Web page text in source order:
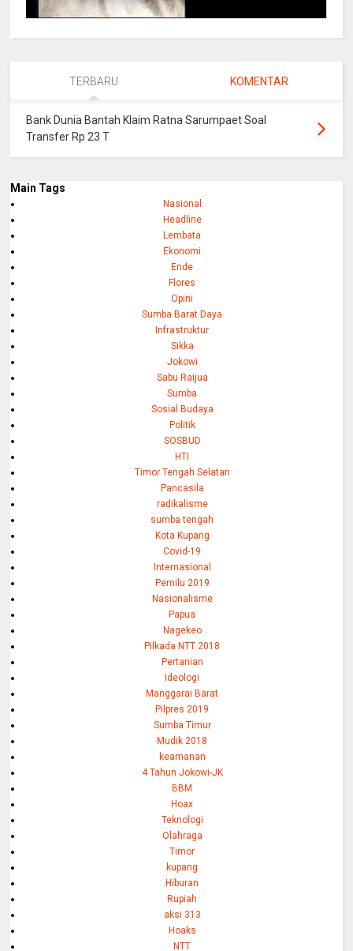
TERBARU KOMENTAR
Bank Dunia Bantah Klaim Ratna Sarumpaet Soal
Transfer Rp 23 T
Main Tags
Nasional
Headline
Lembata
Ekonomi
Ende
Flores
Opini
Sumba Barat Daya
Infrastruktur
Sikka
Jokowi
Sabu Raijua
Sumba
Sosial Budaya
Politik
SOSBUD
HTI
Timor Tengah Selatan
Pancasila
radikalisme
sumba tengah
Kota Kupang
Covid-19
Internasional
Pemilu 2019
Nasionalisme
Papua
Nagekeo
Pilkada NTT 2018
Pertanian
Ideologi
Manggarai Barat
Pilpres 2019
Sumba Timur
Mudik 2018
keamanan
4 Tahun Jokowi-JK
BBM
Hoax
Teknologi
Olahraga
Timor
kupang
Hiburan
Rupiah
aksi 313
Hoaks
NTT